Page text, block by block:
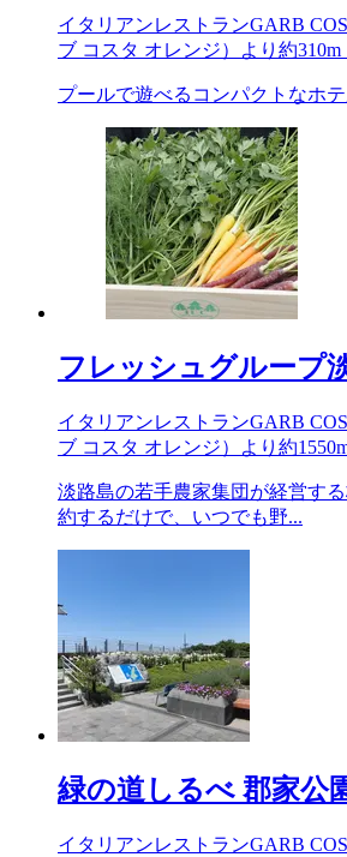
イタリアンレストランGARB
ブ コスタ オレンジ）より約310m
プールで遊べるコンパクトなホ
フレッシュグループ
イタリアンレストランGARB
ブ コスタ オレンジ）より約
淡路島の若手農家集団が経営す
約するだけで、いつでも野...
緑の道しるべ 郡家公
イタリアンレストランGARB